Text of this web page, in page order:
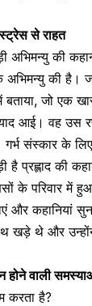
से राहत
अभिमन्यु की
अभिमन्यु की
जो एक
आई। वह उस
संस्कार के
प्रह्लाद की
के परिवार
और
खड़े थे और
होने वाली
करता है?